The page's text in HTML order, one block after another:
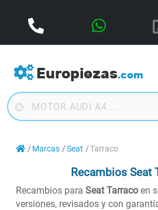
Europiezas.com
Marcas Seat Tarraco
Recambios Seat
Recambios para Seat Tarraco en
versiones, revisados y con